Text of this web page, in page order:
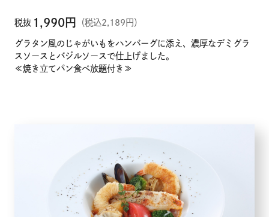
税抜 1,990円 （税込2,189円）
グラタン風のじゃがいもをハンバーグに添え、濃厚なデミグラ
スソースとバジルソースで仕上げました。
≪焼き立てパン食べ放題付き≫